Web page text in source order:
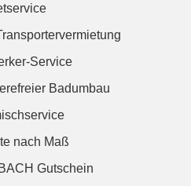
Service
Badumbau
nach Maß
Gutschein